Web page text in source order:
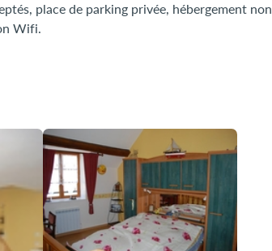
place de parking privée, hébergement non
Wifi.